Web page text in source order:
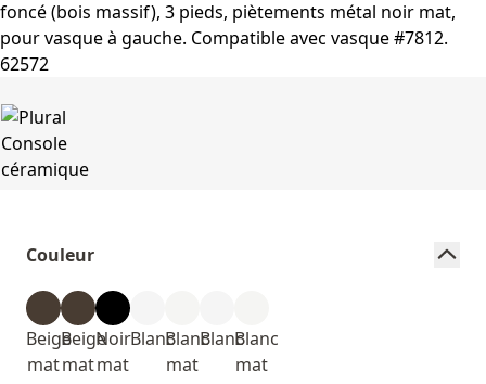
Couleur
Beige
mat
Beige
mat
Noir
mat
BlancBlanc
mat
BlancBlanc
mat